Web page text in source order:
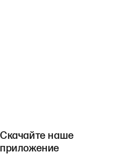
Скачайте наше
приложение